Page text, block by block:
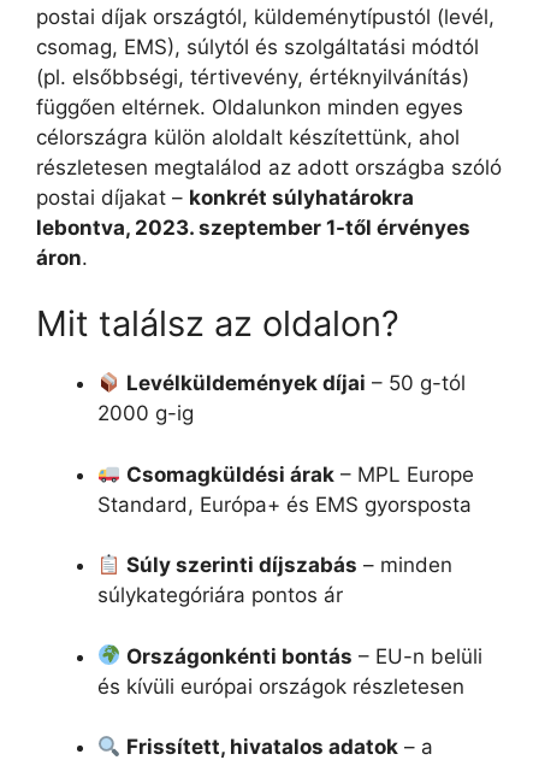
postai díjak országtól, küldeménytípustól (levél,
csomag, EMS), súlytól és szolgáltatási módtól
(pl. elsőbbségi, tértivevény, értéknyilvánítás)
függően eltérnek. Oldalunkon minden egyes
célországra külön aloldalt készítettünk, ahol
részletesen megtalálod az adott országba szóló
postai díjakat – konkrét súlyhatárokra
lebontva, 2023. szeptember 1-től érvényes
áron.
Mit találsz az oldalon?
Levélküldemények díjai – 50 g-tól
2000 g-ig
Csomagküldési árak – MPL Europe
Standard, Európa+ és EMS gyorsposta
Súly szerinti díjszabás – minden
súlykategóriára pontos ár
Országonkénti bontás – EU-n belüli
és kívüli európai országok részletesen
Frissített, hivatalos adatok – a